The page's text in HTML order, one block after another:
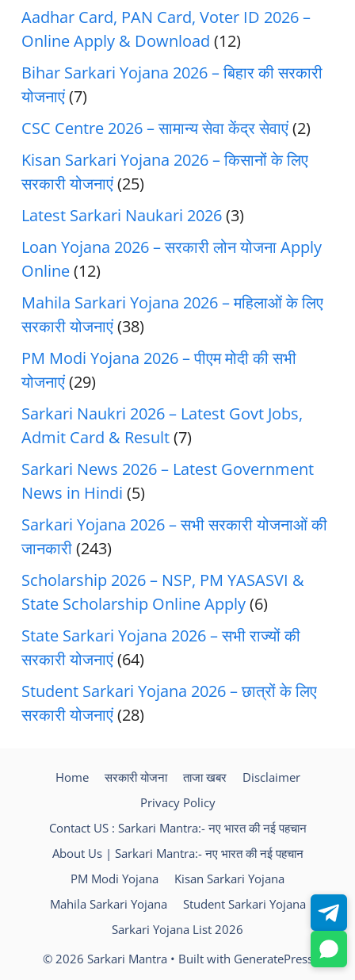
Aadhar Card, PAN Card, Voter ID 2026 –
Online Apply & Download (12)
Bihar Sarkari Yojana 2026 – बिहार की सरकारी
योजनाएं(7)
CSC Centre 2026 – सामान्य सेवा केंद्र सेवाएं(2)
Kisan Sarkari Yojana 2026 – किसानों के लिए
सरकारी योजनाएं(25)
Latest Sarkari Naukari 2026(3)
Loan Yojana 2026 – सरकारी लोन योजना Apply
Online(12)
Mahila Sarkari Yojana 2026 – महिलाओं के लिए
सरकारी योजनाएं(38)
PM Modi Yojana 2026 – पीएम मोदी की सभी
योजनाएं(29)
Sarkari Naukri 2026 – Latest Govt Jobs,
Admit Card & Result(7)
Sarkari News 2026 – Latest Government
News in Hindi (5)
Sarkari Yojana 2026 – सभी सरकारी योजनाओं की
जानकारी(243)
Scholarship 2026 – NSP, PM YASASVI &
State Scholarship Online Apply(6)
State Sarkari Yojana 2026 – सभी राज्यों की
सरकारी योजनाएं(64)
Student Sarkari Yojana 2026 – छात्रों के लिए
सरकारी योजनाएं(28)
Home सरकारी योजना ताजा खबर
Disclaimer
Privacy Policy
Contact US : Sarkari Mantra:- नए भारत की नई पहचान
About Us | Sarkari Mantra:- नए भारत की नई पहचान
PM Modi Yojana
Kisan Sarkari Yojana
Mahila Sarkari Yojana
Student Sarkari Yojana
Sarkari Yojana List 2026
© 2026 Sarkari Mantra • Built with GeneratePress